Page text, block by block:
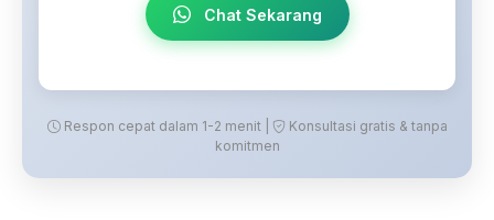
Chat Sekarang
Respon cepat dalam 1-2 menit |
Konsultasi gratis & tanpa
komitmen